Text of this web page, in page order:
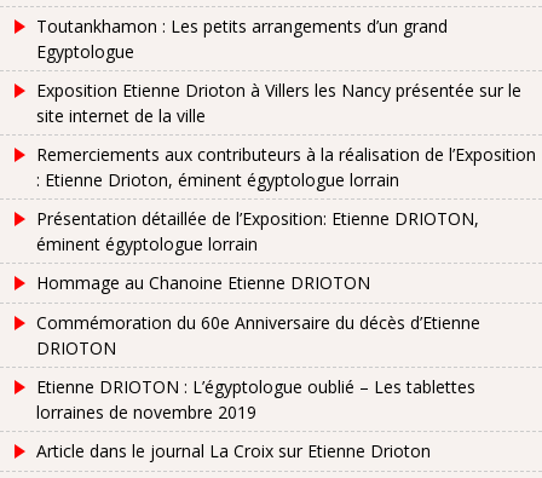
Toutankhamon : Les petits arrangements d’un grand
Egyptologue
Exposition Etienne Drioton à Villers les Nancy présentée sur le
site internet de la ville
Remerciements aux contributeurs à la réalisation de l’Exposition
: Etienne Drioton, éminent égyptologue lorrain
Présentation détaillée de l’Exposition: Etienne DRIOTON,
éminent égyptologue lorrain
Hommage au Chanoine Etienne DRIOTON
Commémoration du 60e Anniversaire du décès d’Etienne
DRIOTON
Etienne DRIOTON : L’égyptologue oublié – Les tablettes
lorraines de novembre 2019
Article dans le journal La Croix sur Etienne Drioton